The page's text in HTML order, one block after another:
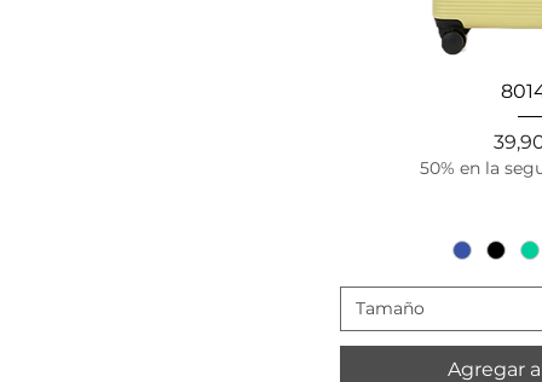
Vista
50% en la
Tamaño
Agregar